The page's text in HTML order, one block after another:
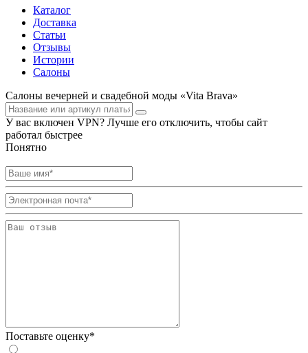
Каталог
Доставка
Статьи
Отзывы
Истории
Салоны
Салоны вечерней и свадебной моды «Vita Brava»
У вас включен VPN? Лучше его отключить, чтобы сайт
работал быстрее
Понятно
Поставьте оценку*